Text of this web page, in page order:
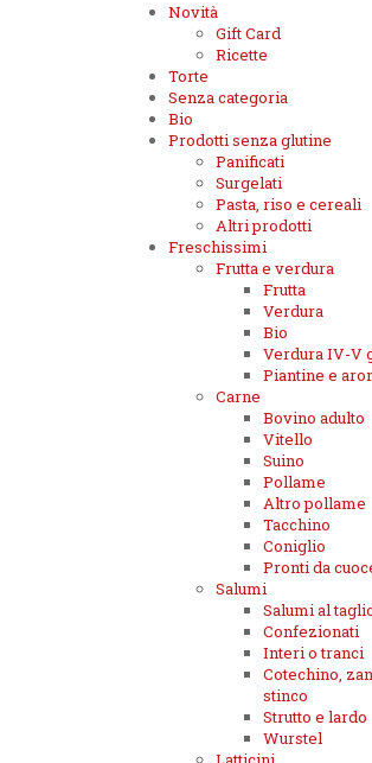
Novità
Gift Card
Ricette
Torte
Senza categoria
Bio
Prodotti senza glutine
Panificati
Surgelati
Pasta, riso e cereali
Altri prodotti
Freschissimi
Frutta e verdura
Frutta
Verdura
Bio
Verdura IV-V
Piantine e
Carne
Bovino adulto
Vitello
Suino
Pollame
Altro pollame
Tacchino
Coniglio
Pronti da
Salumi
Salumi al
Confezionati
Interi o tranci
Cotechino,
stinco
Strutto e lardo
Wurstel